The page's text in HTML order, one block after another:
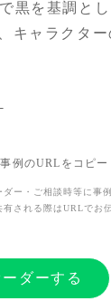
黒を基調と
キャラクタ
事例のURLをコピー
ダー・ご相談時等に事
有される際はURLでお
ダーする